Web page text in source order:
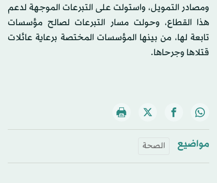
ومصادر التمويل، واستولت على التبرعات الموجهة لدعم
هذا القطاع، وحولت مسار التبرعات لصالح مؤسسات
تابعة لها، من بينها المؤسسات المختصة برعاية عائلات
قتلاها وجرحاها.
مواضيع الصحة